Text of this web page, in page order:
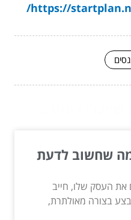
https://
שחשוב לדעת
העסק שלו, חייב
בצורה מאולתרת,